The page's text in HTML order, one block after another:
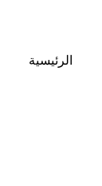
الرئيسية